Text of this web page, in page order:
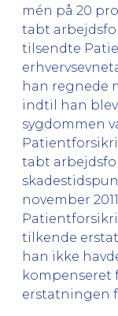
mén på 20
tabt
tilsendte
han regnede
indtil han
sygdommen
tabt
november
tilkende
han ikke
kompenseret
erstatningen